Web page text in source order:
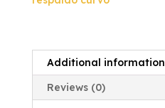
Vinil
Additional information
Reviews (0)